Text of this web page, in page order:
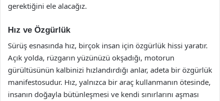
gerektiğini ele alacağız.
Hız ve Özgürlük
Sürüş esnasında hız, birçok insan için özgürlük hissi yaratır.
Açık yolda, rüzgarın yüzünüzü okşadığı, motorun
gürültüsünün kalbinizi hızlandırdığı anlar, adeta bir özgürlük
manifestosudur. Hız, yalnızca bir araç kullanmanın ötesinde,
insanın doğayla bütünleşmesi ve kendi sınırlarını aşması